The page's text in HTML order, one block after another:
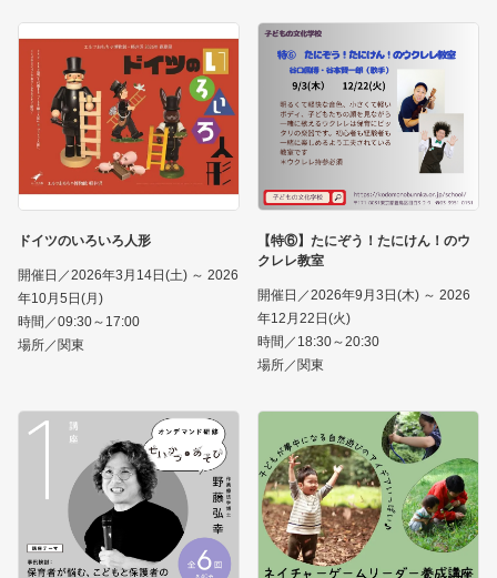
ドイツのいろいろ人形
開催日／2026年3月14日(土) ～ 2026
年10月5日(月)
時間／09:30～17:00
場所／関東
【特⑥】たにぞう！たにけん！のウ
クレレ教室
開催日／2026年9月3日(木) ～ 2026
年12月22日(火)
時間／18:30～20:30
場所／関東